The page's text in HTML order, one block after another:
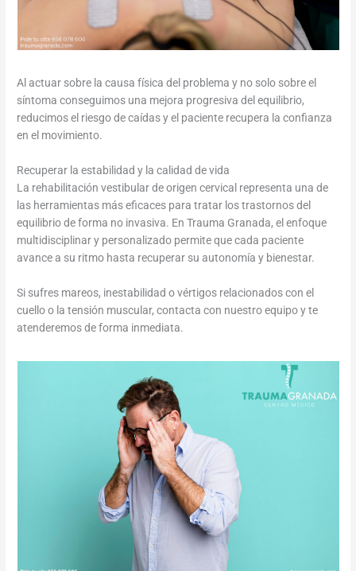
Al actuar sobre la causa física del problema y no solo sobre el
síntoma conseguimos una mejora progresiva del equilibrio,
reducimos el riesgo de caídas y el paciente recupera la confianza
en el movimiento.
Recuperar la estabilidad y la calidad de vida
La rehabilitación vestibular de origen cervical representa una de
las herramientas más eficaces para tratar los trastornos del
equilibrio de forma no invasiva. En Trauma Granada, el enfoque
multidisciplinar y personalizado permite que cada paciente
avance a su ritmo hasta recuperar su autonomía y bienestar.
Si sufres mareos, inestabilidad o vértigos relacionados con el
cuello o la tensión muscular, contacta con nuestro equipo y te
atenderemos de forma inmediata.